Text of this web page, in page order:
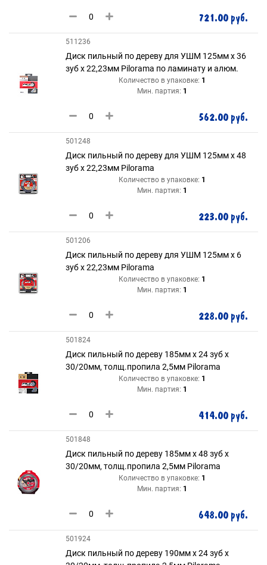
721.00 руб.
511236
Диск пильный по дереву для УШМ 125мм х 36
зуб х 22,23мм Pilorama по ламинату и алюм.
Количество в упаковке: 1
Мин. партия: 1
562.00 руб.
501248
Диск пильный по дереву для УШМ 125мм х 48
зуб х 22,23мм Pilorama
Количество в упаковке: 1
Мин. партия: 1
223.00 руб.
501206
Диск пильный по дереву для УШМ 125мм х 6
зуб х 22,23мм Pilorama
Количество в упаковке: 1
Мин. партия: 1
228.00 руб.
501824
Диск пильный по дереву 185мм х 24 зуб х
30/20мм, толщ.пропила 2,5мм Pilorama
Количество в упаковке: 1
Мин. партия: 1
414.00 руб.
501848
Диск пильный по дереву 185мм х 48 зуб х
30/20мм, толщ.пропила 2,5мм Pilorama
Количество в упаковке: 1
Мин. партия: 1
648.00 руб.
501924
Диск пильный по дереву 190мм х 24 зуб х